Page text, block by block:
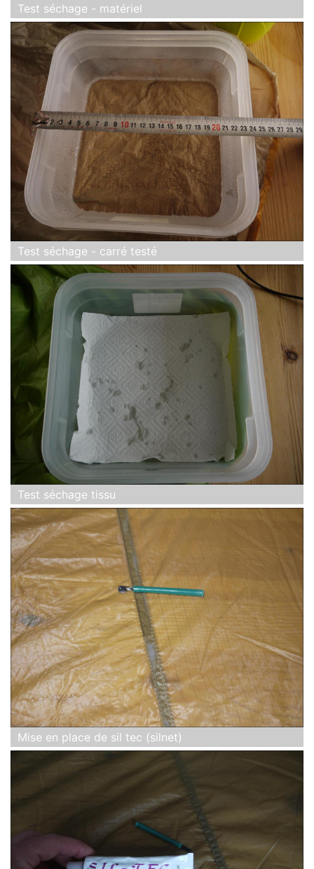
Test séchage - matériel
Test séchage - carré testé
Test séchage tissu
Mise en place de sil tec (silnet)